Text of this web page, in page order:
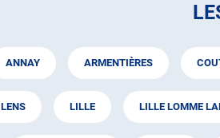
ANNAY ARMENTIÈRES
LENS LILLE LILLE LOMME